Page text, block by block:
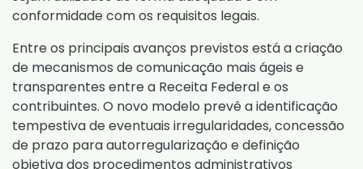
conformidade com os requisitos legais.
Entre os principais avanços previstos está a criação
de mecanismos de comunicação mais ágeis e
transparentes entre a Receita Federal e os
contribuintes. O novo modelo prevê a identificação
tempestiva de eventuais irregularidades, concessão
de prazo para autorregularização e definição
objetiva dos procedimentos administrativos